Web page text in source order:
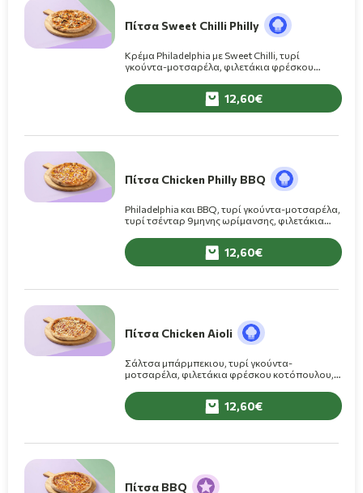
Πίτσα Sweet Chilli Philly
Κρέμα Philadelphia με Sweet Chilli, τυρί
γκούντα-μοτσαρέλα, φιλετάκια φρέσκου
12,60
Πίτσα Chicken Philly BBQ
Philadelphia και BBQ, τυρί γκούντα-μοτσαρέλα,
τυρί τσένταρ 9μηνης ωρίμανσης, φιλετάκια
κρεμμύδι
12,60
Πίτσα Chicken Aioli
Σάλτσα μπάρμπεκιου, τυρί γκούντα-
μοτσαρέλα, φιλετάκια φρέσκου κοτόπουλου,
12,60
Πίτσα BBQ